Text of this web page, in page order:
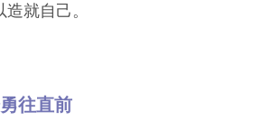
就自己。
往直前